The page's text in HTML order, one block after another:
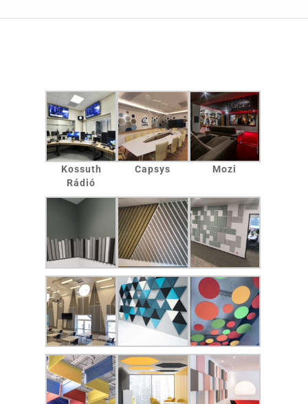
Kossuth
Rádió
Capsys Mozi